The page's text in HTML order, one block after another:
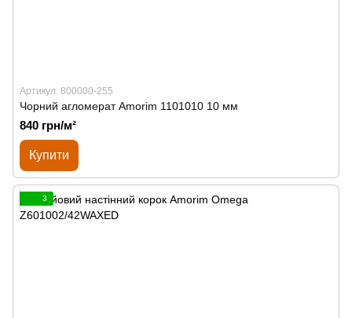
Артикул: 800000-255
Чорний агломерат Amorim 1101010 10 мм
840 грн/м²
Купити
3